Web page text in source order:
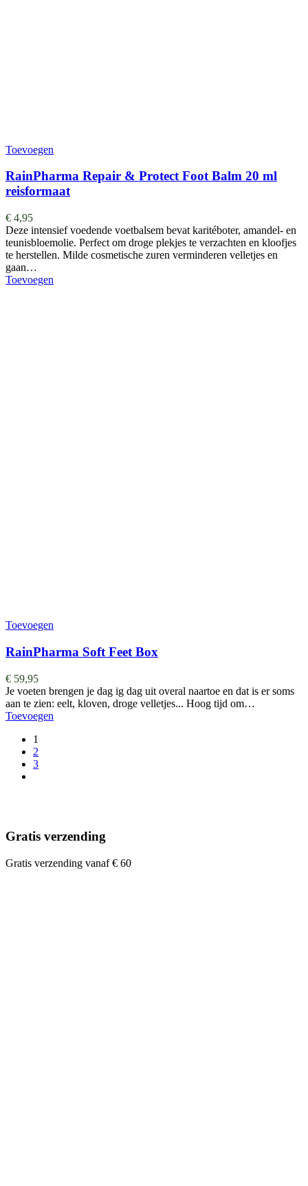
Toevoegen
RainPharma Repair & Protect Foot Balm 20 ml
reisformaat
€ 4,95
Deze intensief voedende voetbalsem bevat karitéboter, amandel- en
teunisbloemolie. Perfect om droge plekjes te verzachten en kloofjes
te herstellen. Milde cosmetische zuren verminderen velletjes en
gaan…
Toevoegen
Toevoegen
RainPharma Soft Feet Box
€ 59,95
Je voeten brengen je dag ig dag uit overal naartoe en dat is er soms
aan te zien: eelt, kloven, droge velletjes... Hoog tijd om…
Toevoegen
1
2
3
Gratis verzending
Gratis verzending vanaf € 60